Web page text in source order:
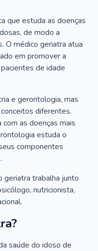
que estuda as doenças
de modo a
O médico geriatra atua
em promover a
de idade
e gerontologia, mas
diferentes.
as doenças mais
estuda o
componentes
geriatra trabalha junto
nutricionista,
saúde do idoso de